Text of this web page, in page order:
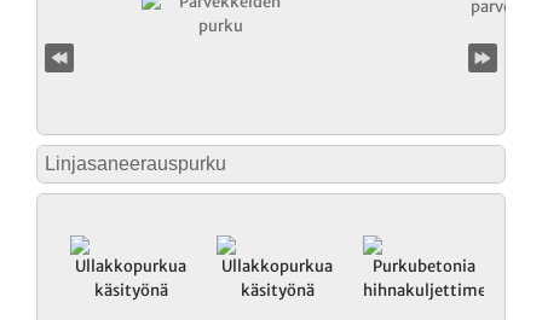
Linjasaneerauspurku